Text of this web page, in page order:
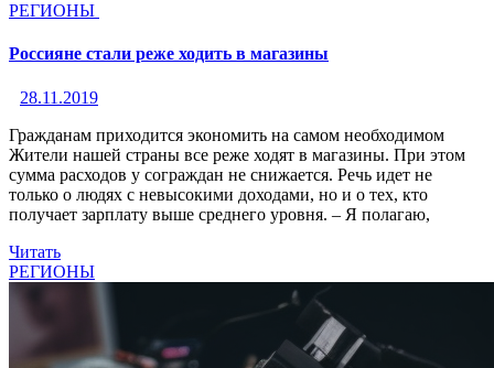
РЕГИОНЫ
Россияне стали реже ходить в магазины
28.11.2019
Гражданам приходится экономить на самом необходимом
Жители нашей страны все реже ходят в магазины. При этом
сумма расходов у сограждан не снижается. Речь идет не
только о людях с невысокими доходами, но и о тех, кто
получает зарплату выше среднего уровня. – Я полагаю,
Читать
РЕГИОНЫ